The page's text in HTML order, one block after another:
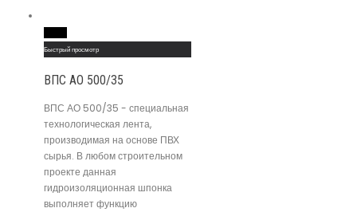
Быстрый просмотр
ВПС АО 500/35
ВПС АО 500/35 - специальная
технологическая лента,
производимая на основе ПВХ
сырья. В любом строительном
проекте данная
гидроизоляционная шпонка
выполняет функцию